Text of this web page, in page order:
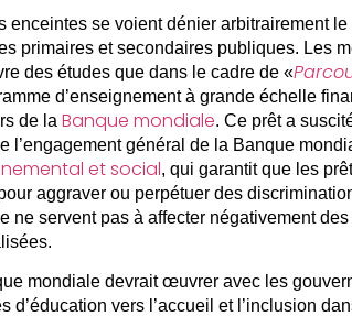
enceintes se voient dénier arbitrairement
primaires et secondaires publiques. Les
des études que dans le cadre de «
d’enseignement à grande échelle
de la Banque mondiale. Ce prêt a
l’engagement général de la Banque
et social, qui garantit que les
aggraver ou perpétuer des
ne servent pas à affecter négativement
mondiale devrait œuvrer avec les
d’éducation vers l’accueil et l’inclusion